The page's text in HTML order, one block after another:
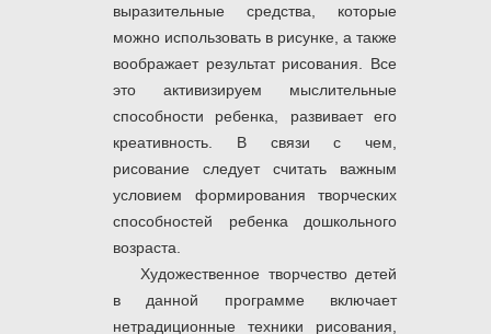
выразительные средства, которые
можно использовать в рисунке, а также
воображает результат рисования. Все
это активизируем мыслительные
способности ребенка, развивает его
креативность. В связи с чем,
рисование следует считать важным
условием формирования творческих
способностей ребенка дошкольного
возраста.
Художественное творчество детей
в данной программе включает
нетрадиционные техники рисования,